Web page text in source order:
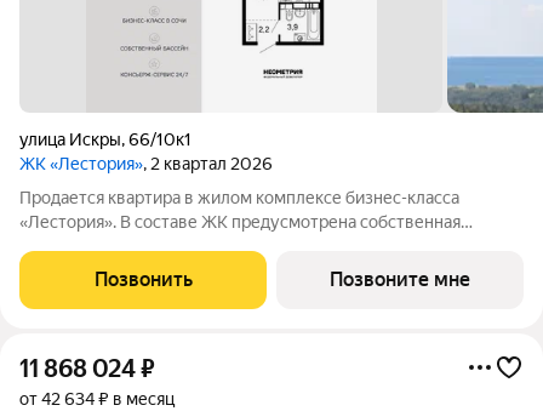
улица Искры,66/10к1
ЖК «Лестория», 2 квартал 2026
Продается квартира в жилом комплексе бизнес-класса
«Лестория». В составе ЖК предусмотрена собственная
подогреваемыми бассейнами, что соответствуют стандартам
бизнес-класса. Аквазона объединяет взрослый и
Позвонить Позвоните мне
11 868 024₽
от 42 634 ₽ в месяц